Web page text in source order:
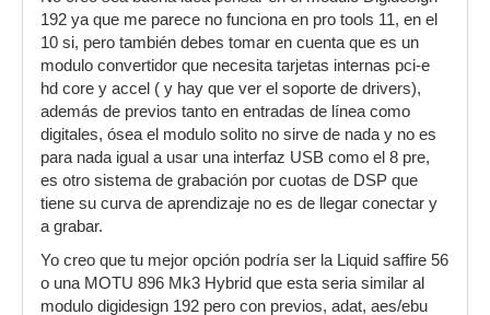
192 ya que me parece no funciona en pro tools 11, en el
10 si, pero también debes tomar en cuenta que es un
modulo convertidor que necesita tarjetas internas pci-e
hd core y accel ( y hay que ver el soporte de drivers),
además de previos tanto en entradas de línea como
digitales, ósea el modulo solito no sirve de nada y no es
para nada igual a usar una interfaz USB como el 8 pre,
es otro sistema de grabación por cuotas de DSP que
tiene su curva de aprendizaje no es de llegar conectar y
a grabar.
Yo creo que tu mejor opción podría ser la Liquid saffire 56
o una MOTU 896 Mk3 Hybrid que esta seria similar al
modulo digidesign 192 pero con previos, adat, aes/ebu